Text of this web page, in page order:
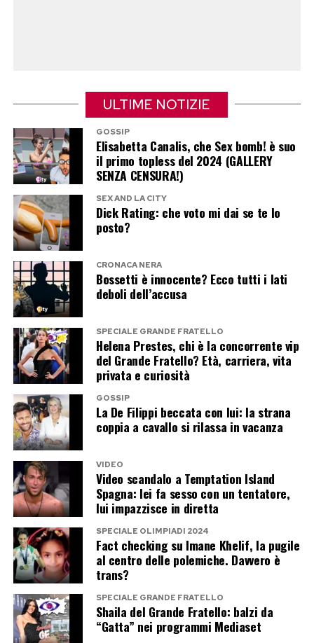
La Procura considera comunque la traccia uno
degli elementi centrali del fascicolo, mentre la
difesa ne contesta il valore probatorio.
La consulenza psichiatrica senza
colloquio con Sempio
C’è poi la consulenza affidata allo psichiatra
Giuseppe Catanesi.
Andrea Sempio aveva rifiutato di sottoporsi
direttamente al colloquio. Il suo legale Liborio
Cataliotti aveva spiegato che, secondo la difesa,
«l’accertamento dei fatti deve precedere
qualsiasi valutazione personologica».
La consulenza dovrebbe comunque essere
svolta sulla base della documentazione
disponibile, degli appunti sequestrati
nell’abitazione dell’indagato e delle precedenti
valutazioni degli esperti del Racis dei
Carabinieri.
Il 28 settembre la data chiave
Il deposito delle quattro consulenze dovrebbe
quindi anticipare la scelta della Procura sulla
richiesta di rinvio a giudizio.
ULTIME NOTIZIE
GOSSIP
Elisabetta Canalis, che Sex bomb! è suo
il primo topless del 2024 (GALLERY
SENZA CENSURA!)
SEX AND LA CITY
Dick Rating: che voto mi dai se te lo
posto?
CRONACA NERA
Bossetti è innocente? Ecco tutti i lati
deboli dell’accusa
SPECIALE GRANDE FRATELLO
Helena Prestes, chi è la concorrente vip
del Grande Fratello? Età, carriera, vita
privata e curiosità
GOSSIP
La De Filippi beccata con lui: la strana
coppia a cavallo si rilassa in vacanza
VIDEO
Video scandalo a Temptation Island
Spagna: lei fa sesso con un tentatore,
lui impazzisce in diretta
SPECIALE OLIMPIADI 2024
Fact checking su Imane Khelif, la pugile
al centro delle polemiche. Davvero è
trans?
SPECIALE GRANDE FRATELLO
Shaila del Grande Fratello: balzi da
“Gatta” nei programmi Mediaset